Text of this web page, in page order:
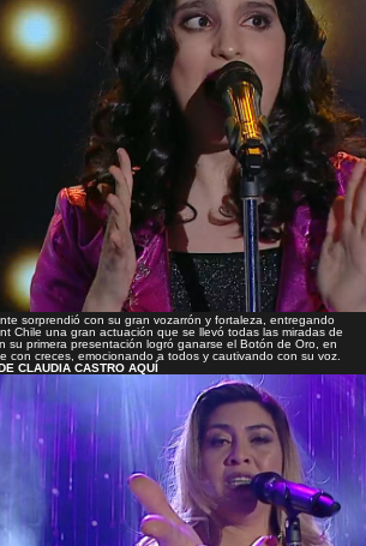
sorprendió con su gran vozarrón y fortaleza, entregando
Chile una gran actuación que se llevó todas las miradas de
su primera presentación logró ganarse el Botón de Oro, en
con creces, emocionando a todos y cautivando con su voz.
CLAUDIA CASTRO AQUÍ